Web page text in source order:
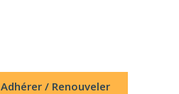
Adhérer / Renouveler